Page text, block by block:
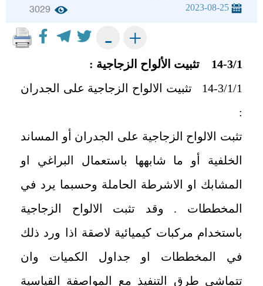
2023-08-25
3029
+
-
14-3/1 تثبيت الألواح الزجاجية :
14-3/1/1 تثبيت الالواح الزجاجية على الجدران
:
تثبت الالواح الزجاجية على الجدران أو المساند
الخلفية أو ما شابهها باستعمال البراغي او
المشابك او الاشرطة الحاملة وحسبما يرد في
المخططات . وقد تثبت الالواح الزجاجية
باستخدام مركبات كيميائية لاصقة اذا ورد ذلك
في المخططات او جداول الكميات وان
تتماشى طرق التنفيذ مع المواصفة القياسية